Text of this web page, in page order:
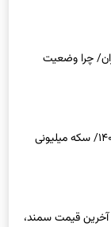
چرا وضعیت
قیمت طلا و سکه امروز ۱۸ مردادماه ۱۴۰۵/ سکه میلیونی
آخرین قیمت سمند،